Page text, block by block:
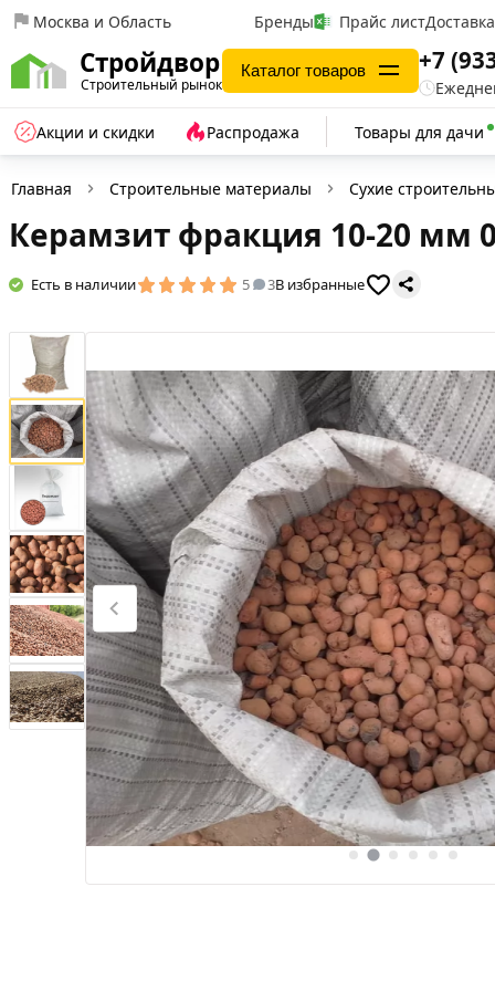
Москва и Область Бренды Прайс листДоставка
Стройдвор
Строительный рынок
Каталог товаров +7
Акции и скидки Распродажа Товары для дачи
Главная Строительные материалы Сухие
Керамзит фракция 10-20 мм
Есть в наличии 5 3В избранные